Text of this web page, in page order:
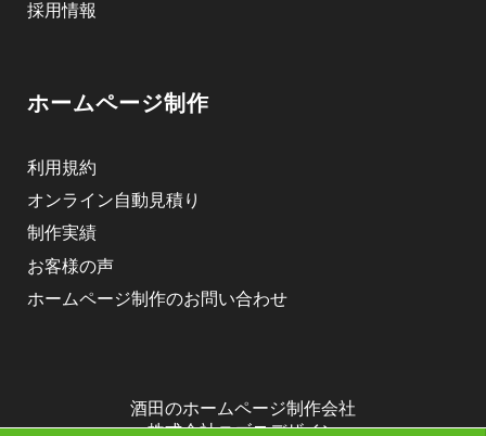
採用情報
ホームページ制作
利用規約
オンライン自動見積り
制作実績
お客様の声
ホームページ制作のお問い合わせ
酒田のホームページ制作会社
株式会社ニゴロデザイン